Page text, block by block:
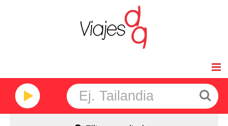
Inicio
Viajes de Novios